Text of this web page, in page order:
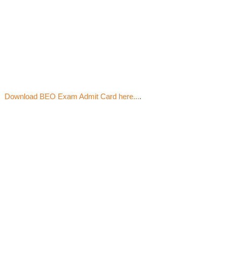
Download BEO Exam Admit Card here....